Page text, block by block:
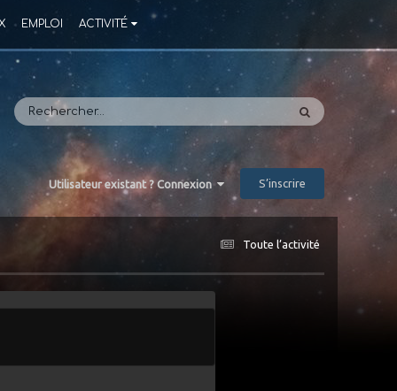
EMPLOI ACTIVITÉ
Utilisateur existant ? Connexion S’inscrire
Toute l’activité